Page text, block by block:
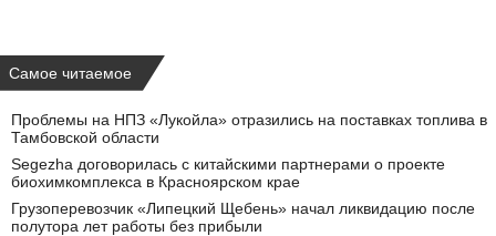
Самое читаемое
Проблемы на НПЗ «Лукойла» отразились на поставках топлива в
Тамбовской области
Segezha договорилась с китайскими партнерами о проекте
биохимкомплекса в Красноярском крае
Грузоперевозчик «Липецкий Щебень» начал ликвидацию после
полутора лет работы без прибыли